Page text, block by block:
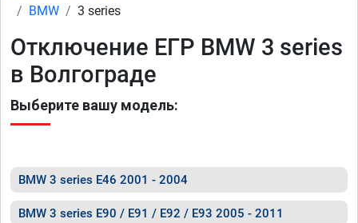
BMW
3 series
Отключение ЕГР BMW 3 series
в Волгограде
Выберите вашу модель:
BMW 3 series E46 2001 - 2004
BMW 3 series E90 / E91 / E92 / E93 2005 - 2011